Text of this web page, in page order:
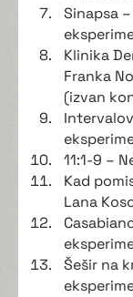
Sinapsa
Klinika
Franka
(izvan
11:1-9 –
Kad
Lana
Šešir na